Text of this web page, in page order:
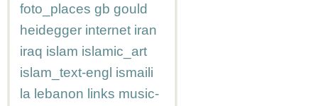
foto_places gb gould
heidegger internet iran
iraq islam islamic_art
islam_text-engl ismaili
la lebanon links music-